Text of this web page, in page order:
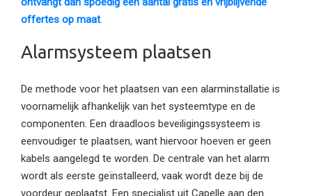
offertes op maat.
Alarmsysteem plaatsen
De methode voor het plaatsen van een alarminstallatie is
voornamelijk afhankelijk van het systeemtype en de
componenten. Een draadloos beveiligingssysteem is
eenvoudiger te plaatsen, want hiervoor hoeven er geen
kabels aangelegd te worden. De centrale van het alarm
wordt als eerste geïnstalleerd, vaak wordt deze bij de
voordeur geplaatst. Een specialist uit Capelle aan den